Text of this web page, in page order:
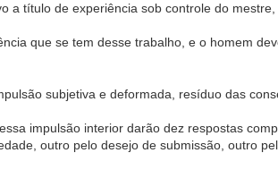
a título de experiência sob controle do
que se tem desse trabalho, e o homem
subjetiva e deformada, resíduo das
impulsão interior darão dez respostas
outro pelo desejo de submissão, outro